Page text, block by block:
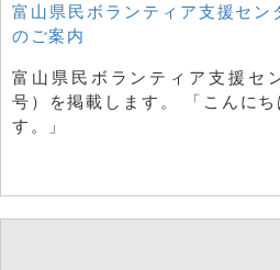
富山県民ボランティア支援セン
のご案内
富山県民ボランティア支援セ
号）を掲載します。 「こんに
す。」